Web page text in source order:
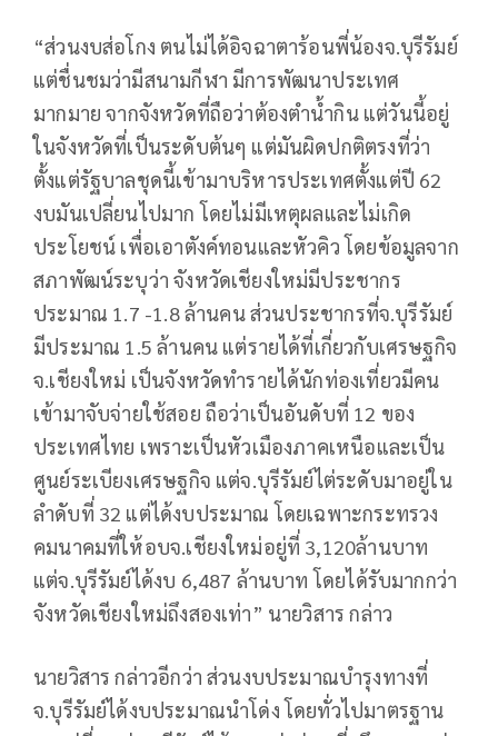
“ส่วนงบส่อโกง ตนไม่ได้อิจฉาตาร้อนพี่น้องจ.บุรีรัมย์
แต่ชื่นชมว่ามีสนามกีฬา มีการพัฒนาประเทศ
มากมาย จากจังหวัดที่ถือว่าต้องตำน้ำกิน แต่วันนี้อยู่
ในจังหวัดที่เป็นระดับต้นๆ แต่มันผิดปกติตรงที่ว่า
ตั้งแต่รัฐบาลชุดนี้เข้ามาบริหารประเทศตั้งแต่ปี 62
งบมันเปลี่ยนไปมาก โดยไม่มีเหตุผลและไม่เกิด
ประโยชน์ เพื่อเอาตังค์ทอนและหัวคิว โดยข้อมูลจาก
สภาพัฒน์ระบุว่า จังหวัดเชียงใหม่มีประชากร
ประมาณ 1.7 -1.8 ล้านคน ส่วนประชากรที่จ.บุรีรัมย์
มีประมาณ 1.5 ล้านคน แต่รายได้ที่เกี่ยวกับเศรษฐกิจ
จ.เชียงใหม่ เป็นจังหวัดทำรายได้นักท่องเที่ยวมีคน
เข้ามาจับจ่ายใช้สอย ถือว่าเป็นอันดับที่ 12 ของ
ประเทศไทย เพราะเป็นหัวเมืองภาคเหนือและเป็น
ศูนย์ระเบียงเศรษฐกิจ แต่จ.บุรีรัมย์ไต่ระดับมาอยู่ใน
ลำดับที่ 32 แต่ได้งบประมาณ โดยเฉพาะกระทรวง
คมนาคมที่ให้อบจ.เชียงใหม่อยู่ที่ 3,120ล้านบาท
แต่จ.บุรีรัมย์ได้งบ 6,487 ล้านบาท โดยได้รับมากกว่า
จังหวัดเชียงใหม่ถึงสองเท่า” นายวิสาร กล่าว
นายวิสาร กล่าวอีกว่า ส่วนงบประมาณบำรุงทางที่
จ.บุรีรัมย์ได้งบประมาณนำโด่ง โดยทั่วไปมาตรฐาน